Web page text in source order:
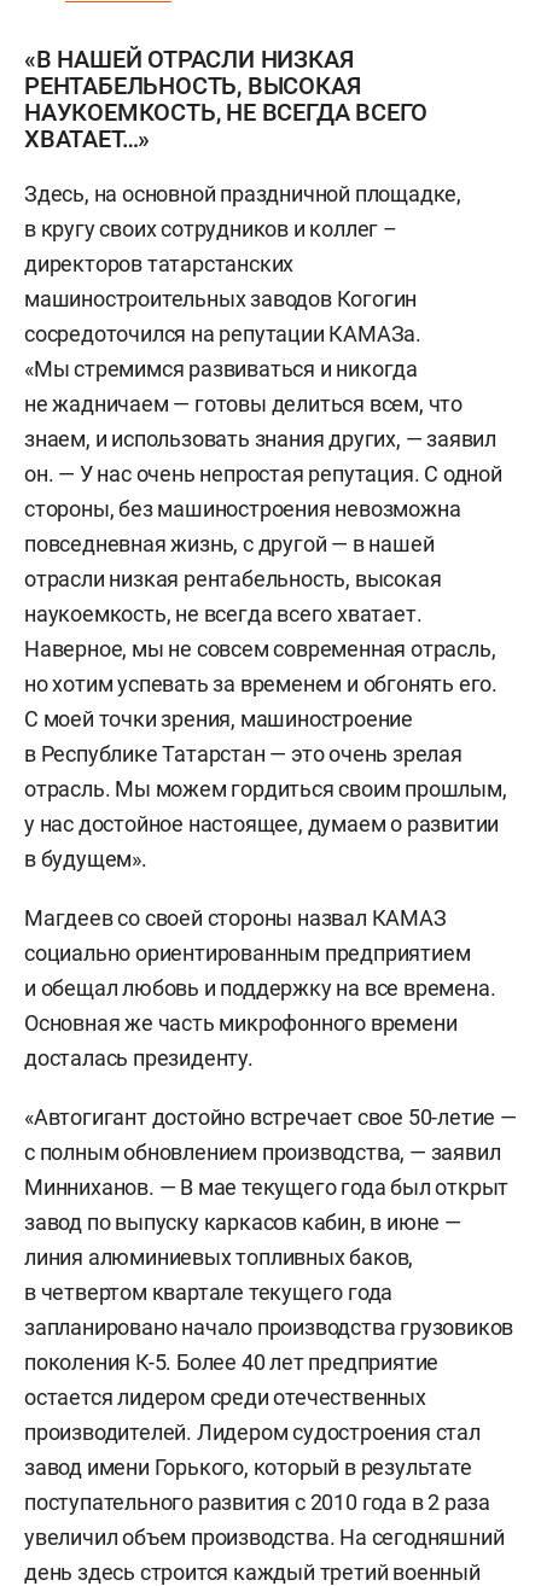
«В НАШЕЙ ОТРАСЛИ НИЗКАЯ
РЕНТАБЕЛЬНОСТЬ, ВЫСОКАЯ
НАУКОЕМКОСТЬ, НЕ ВСЕГДА ВСЕГО
ХВАТАЕТ…»
Здесь, на основной праздничной площадке,
в кругу своих сотрудников и коллег –
директоров татарстанских
машиностроительных заводов Когогин
сосредоточился на репутации КАМАЗа.
«Мы стремимся развиваться и никогда
не жадничаем — готовы делиться всем, что
знаем, и использовать знания других, — заявил
он. — У нас очень непростая репутация. С одной
стороны, без машиностроения невозможна
повседневная жизнь, с другой — в нашей
отрасли низкая рентабельность, высокая
наукоемкость, не всегда всего хватает.
Наверное, мы не совсем современная отрасль,
но хотим успевать за временем и обгонять его.
С моей точки зрения, машиностроение
в Республике Татарстан — это очень зрелая
отрасль. Мы можем гордиться своим прошлым,
у нас достойное настоящее, думаем о развитии
в будущем».
Магдеев со своей стороны назвал КАМАЗ
социально ориентированным предприятием
и обещал любовь и поддержку на все времена.
Основная же часть микрофонного времени
досталась президенту.
«Автогигант достойно встречает свое 50-летие —
с полным обновлением производства, — заявил
Минниханов. — В мае текущего года был открыт
завод по выпуску каркасов кабин, в июне —
линия алюминиевых топливных баков,
в четвертом квартале текущего года
запланировано начало производства грузовиков
поколения К-5. Более 40 лет предприятие
остается лидером среди отечественных
производителей. Лидером судостроения стал
завод имени Горького, который в результате
поступательного развития с 2010 года в 2 раза
увеличил объем производства. На сегодняшний
день здесь строится каждый третий военный